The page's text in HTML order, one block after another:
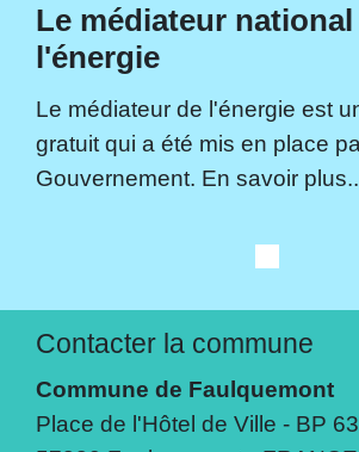
Le médiateur national
l'énergie
Le médiateur de l'énergie est
gratuit qui a été mis en place
Gouvernement. En savoir
Contacter la commune
Commune de Faulquemont
Place de l'Hôtel de Ville - BP 63